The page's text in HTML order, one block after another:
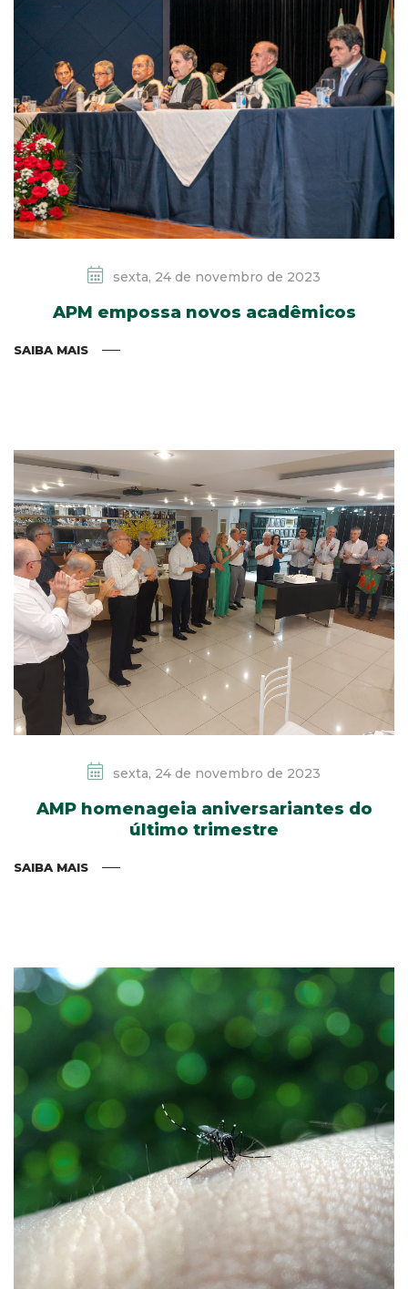
sexta, 24 de novembro de 2023
APM empossa novos acadêmicos
SAIBA MAIS
sexta, 24 de novembro de 2023
AMP homenageia aniversariantes do
último trimestre
SAIBA MAIS